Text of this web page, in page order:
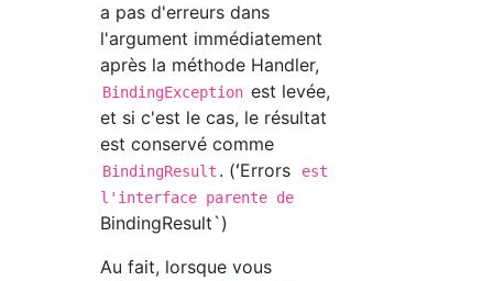
a pas d'erreurs dans
l'argument immédiatement
après la méthode Handler,
BindingException est levée,
et si c'est le cas, le résultat
est conservé comme
BindingResult . (ʻErrors
est
l'interface parente de
BindingResult`)
Au fait, lorsque vous